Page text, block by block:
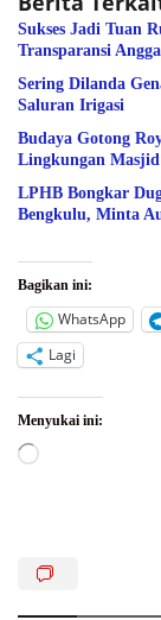
Sukses Jadi Tuan
Transparansi
Sering Dilanda
Saluran Irigasi
Budaya Gotong
Lingkungan Masjid
LPHB Bongkar
Bengkulu, Minta
Bagikan ini:
WhatsApp
Lagi
Menyukai ini:
Memuat...